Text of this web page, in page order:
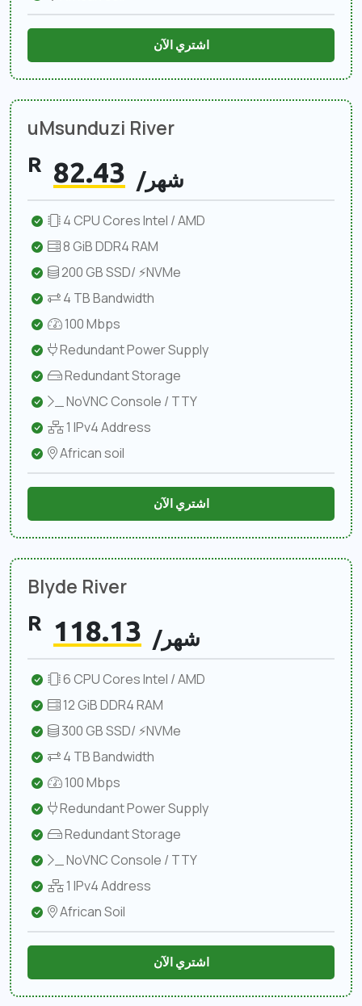
اشتري الآن
uMsunduzi River
R 82.43 /شهر
4 CPU Cores Intel / AMD
8 GiB DDR4 RAM
200 GB SSD/ ⚡NVMe
4 TB Bandwidth
100 Mbps
Redundant Power Supply
Redundant Storage
NoVNC Console / TTY
1 IPv4 Address
African soil
اشتري الآن
Blyde River
R 118.13 /شهر
6 CPU Cores Intel / AMD
12 GiB DDR4 RAM
300 GB SSD/ ⚡NVMe
4 TB Bandwidth
100 Mbps
Redundant Power Supply
Redundant Storage
NoVNC Console / TTY
1 IPv4 Address
African Soil
اشتري الآن